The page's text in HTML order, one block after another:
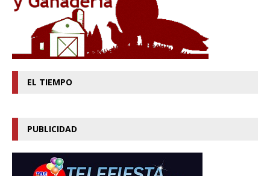
EL TIEMPO
PUBLICIDAD